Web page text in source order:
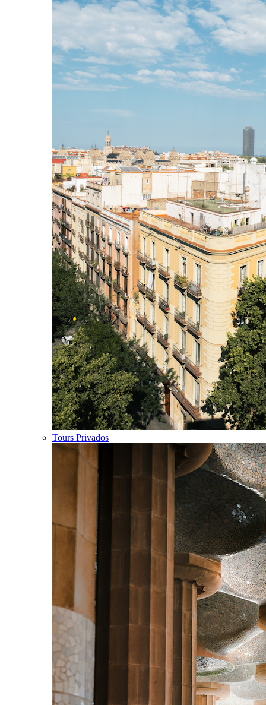
Tours Privados